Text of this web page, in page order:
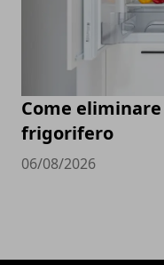
Come
frigorifero
06/08/2026